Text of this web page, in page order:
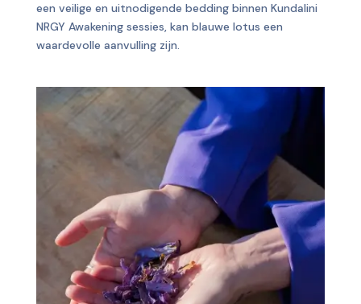
een veilige en uitnodigende bedding binnen Kundalini
NRGY Awakening sessies, kan blauwe lotus een
waardevolle aanvulling zijn.